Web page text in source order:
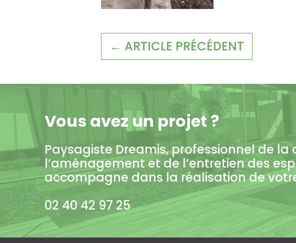
← ARTICLE PRÉCÉDENT
Vous avez un projet ?
Paysagiste Dreamis, professionnel de la
l’aménagement et de l’entretien des
accompagne dans la réalisation de
02 40 42 97 25